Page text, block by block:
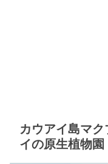
カウアイ島マク
イの原生植物園